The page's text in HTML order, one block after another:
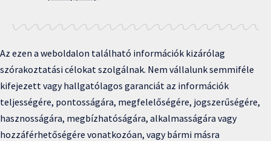
Az ezen a weboldalon található információk kizárólag
szórakoztatási célokat szolgálnak. Nem vállalunk semmiféle
kifejezett vagy hallgatólagos garanciát az információk
teljességére, pontosságára, megfelelőségére, jogszerűségére,
hasznosságára, megbízhatóságára, alkalmasságára vagy
hozzáférhetőségére vonatkozóan, vagy bármi másra